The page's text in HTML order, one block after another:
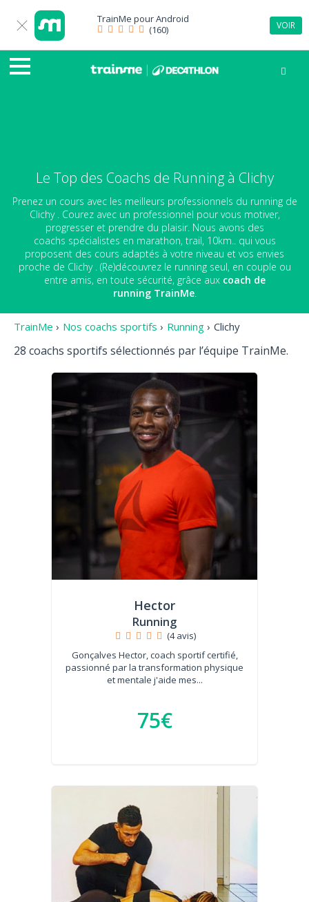
TrainMe pourAndroid
(160)
VOIR
Le Top des Coachs de Running à Clichy
Prenez un cours avec les meilleurs professionnels du running de
Clichy . Courez avec un professionnel pour vous motiver,
progresser et prendre du plaisir. Nous avons des
coachs spécialistes en marathon, trail, 10km.. qui vous
proposent des cours adaptés à votre niveau et vos envies
proche de Clichy . (Re)découvrez le running seul, en couple ou
entre amis, en toute sécurité, grâce aux coach de
running TrainMe.
TrainMe › Nos coachs sportifs › Running › Clichy
28 coachs sportifs sélectionnés par l’équipe TrainMe.
Hector
Running
(4 avis)
Gonçalves Hector, coach sportif certifié,
passionné par la transformation physique
et mentale j'aide mes...
75€